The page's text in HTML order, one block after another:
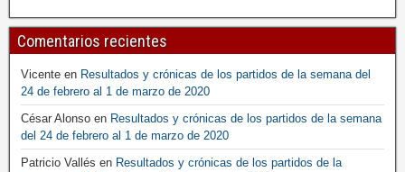
Comentarios recientes
Vicente en Resultados y crónicas de los partidos de la semana del
24 de febrero al 1 de marzo de 2020
César Alonso en Resultados y crónicas de los partidos de la semana
del 24 de febrero al 1 de marzo de 2020
Patricio Vallés en Resultados y crónicas de los partidos de la